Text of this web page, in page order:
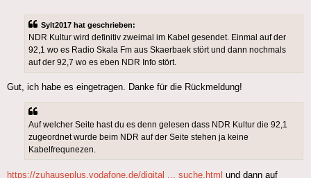
Sylt2017 hat geschrieben:
NDR Kultur wird definitiv zweimal im Kabel gesendet. Einmal auf der
92,1 wo es Radio Skala Fm aus Skaerbaek stört und dann nochmals
auf der 92,7 wo es eben NDR Info stört.
Gut, ich habe es eingetragen. Danke für die Rückmeldung!
Auf welcher Seite hast du es denn gelesen dass NDR Kultur die 92,1
zugeordnet wurde beim NDR auf der Seite stehen ja keine
Kabelfrequnezen.
https://zuhauseplus.vodafone.de/digital ... suche.html und dann auf